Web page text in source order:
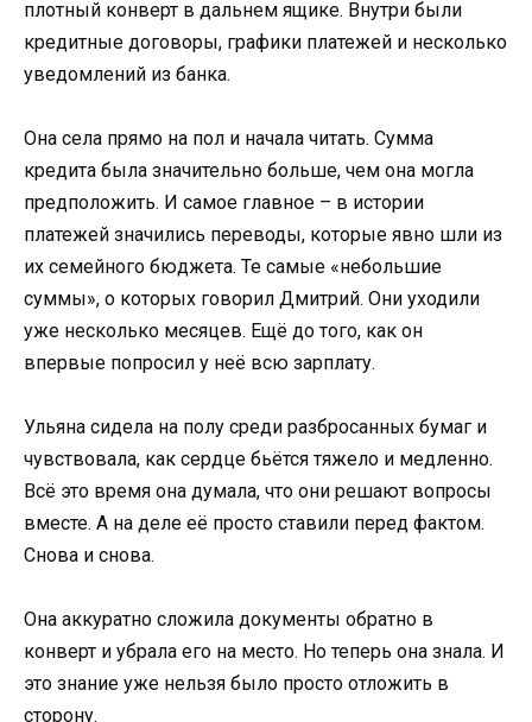
плотный конверт в дальнем ящике. Внутри были
кредитные договоры, графики платежей и несколько
уведомлений из банка.
Она села прямо на пол и начала читать. Сумма
кредита была значительно больше, чем она могла
предположить. И самое главное – в истории
платежей значились переводы, которые явно шли из
их семейного бюджета. Те самые «небольшие
суммы», о которых говорил Дмитрий. Они уходили
уже несколько месяцев. Ещё до того, как он
впервые попросил у неё всю зарплату.
Ульяна сидела на полу среди разбросанных бумаг и
чувствовала, как сердце бьётся тяжело и медленно.
Всё это время она думала, что они решают вопросы
вместе. А на деле её просто ставили перед фактом.
Снова и снова.
Она аккуратно сложила документы обратно в
конверт и убрала его на место. Но теперь она знала. И
это знание уже нельзя было просто отложить в
сторону.